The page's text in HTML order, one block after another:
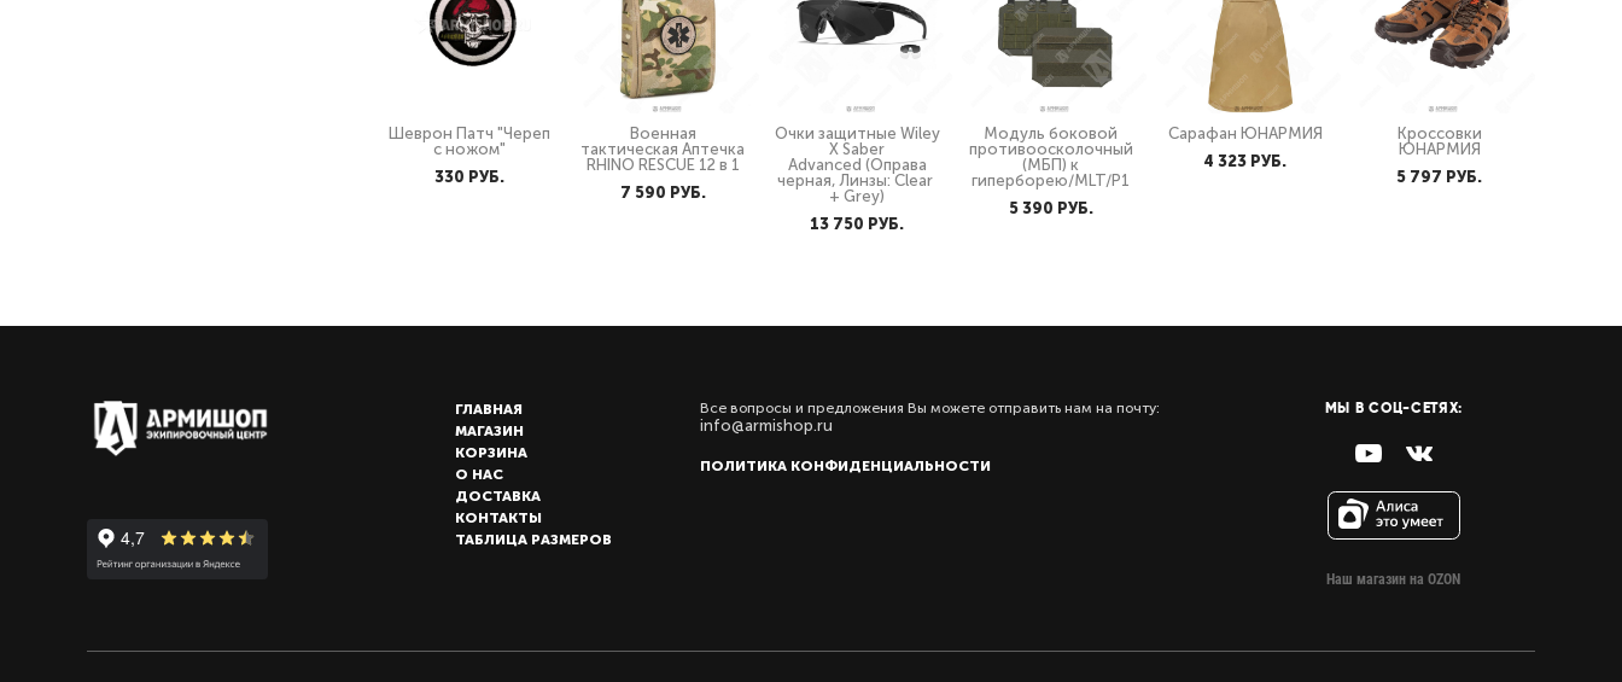
Шеврон Патч "Череп
с ножом"
330 PУБ.
Военная
тактическая Аптечка
RHINO RESCUE 12 в 1
7 590 PУБ.
Очки защитные Wiley
X Saber
Advanced (Оправа
черная, Линзы: Clear
+ Grey)
13 750 PУБ.
Модуль боковой
противоосколочный
(МБП) к
гиперборею/MLT/Р1
5 390 PУБ.
Сарафан ЮНАРМИЯ
4 323 PУБ.
Кроссовки
ЮНАРМИЯ
5 797 PУБ.
ГЛАВНАЯ
МАГАЗИН
КОРЗИНА
О НАС
ДОСТАВКА
КОНТАКТЫ
ТАБЛИЦА РАЗМЕРОВ
Все вопросы и предложения Вы можете отправить нам на почту:
info@armishop.ru
ПОЛИТИКА КОНФИДЕНЦИАЛЬНОСТИ
МЫ В СОЦ-СЕТЯХ:
Наш магазин на OZON